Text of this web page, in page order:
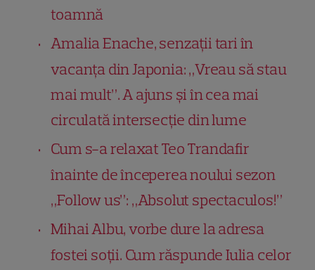
toamnă
Amalia Enache, senzații tari în
vacanța din Japonia: „Vreau să stau
mai mult”. A ajuns și în cea mai
circulată intersecție din lume
Cum s-a relaxat Teo Trandafir
înainte de începerea noului sezon
„Follow us”: „Absolut spectaculos!”
Mihai Albu, vorbe dure la adresa
fostei soții. Cum răspunde Iulia celor